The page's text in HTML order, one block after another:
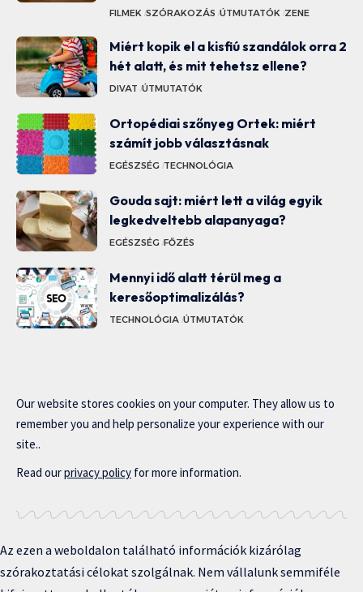
FILMEK SZÓRAKOZÁS ÚTMUTATÓK ZENE
Miért kopik el a kisfiú szandálok orra 2
hét alatt, és mit tehetsz ellene?
DIVAT ÚTMUTATÓK
Ortopédiai szőnyeg Ortek: miért
számít jobb választásnak
EGÉSZSÉG TECHNOLÓGIA
Gouda sajt: miért lett a világ egyik
legkedveltebb alapanyaga?
EGÉSZSÉG FŐZÉS
Mennyi idő alatt térül meg a
keresőoptimalizálás?
TECHNOLÓGIA ÚTMUTATÓK
Our website stores cookies on your computer. They allow us to
remember you and help personalize your experience with our
site..
Read ourprivacy policy for more information.
Az ezen a weboldalon található információk kizárólag
szórakoztatási célokat szolgálnak. Nem vállalunk semmiféle